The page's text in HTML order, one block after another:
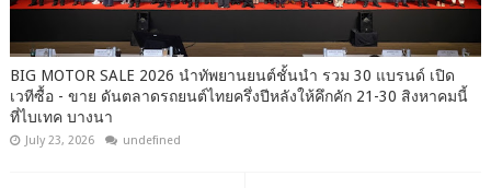
BIG MOTOR SALE 2026 นำทัพยานยนต์ชั้นนำ รวม 30 แบรนด์ เปิด
เวทีซื้อ - ขาย ดันตลาดรถยนต์ไทยครึ่งปีหลังให้คึกคัก 21-30 สิงหาคมนี้
ที่ไบเทค บางนา
July 23, 2026 undefined